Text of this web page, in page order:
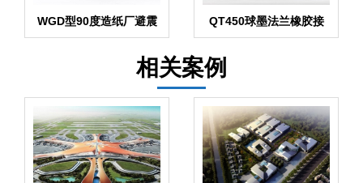
WGD型90度造纸厂避震
接头
QT450球墨法兰橡胶接
头“结晶器配套”
相关案例